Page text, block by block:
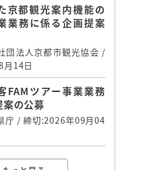
京都観光案内機能の
業務に係る企画提案
団法人京都市観光協会 /
月14日
FAMツアー事業業務
案の公募
庁 / 締切:2026年09月04